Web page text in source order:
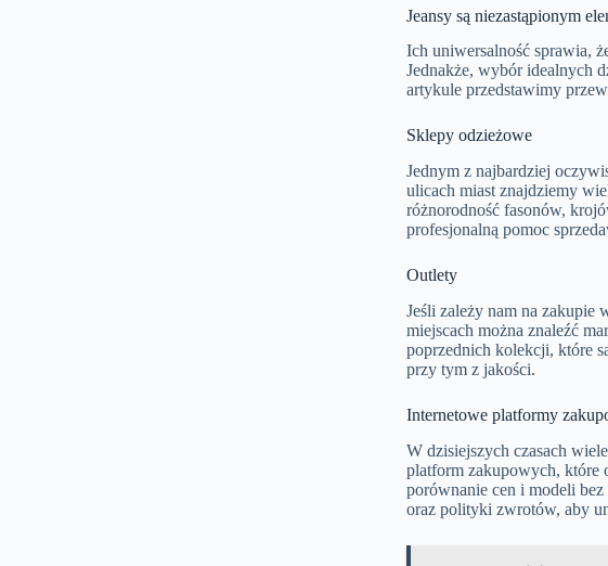
Jeansy są niezastąpionym
Ich uniwersalność sprawia,
Jednakże, wybór idealnych
artykule przedstawimy
Sklepy odzieżowe
Jednym z najbardziej
ulicach miast znajdziemy
różnorodność fasonów,
profesjonalną pomoc
Outlety
Jeśli zależy nam na
miejscach można znaleźć
poprzednich kolekcji, które
przy tym z jakości.
Internetowe platformy
W dzisiejszych czasach
platform zakupowych, które
porównanie cen i modeli
oraz polityki zwrotów, aby